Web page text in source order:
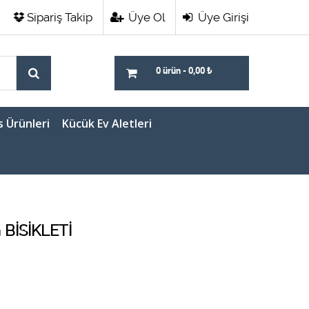
Üye Girişi
Üye Ol
Sipariş Takip
0 ürün - 0,00 ₺
Ürünleri Kücük Ev Aletleri